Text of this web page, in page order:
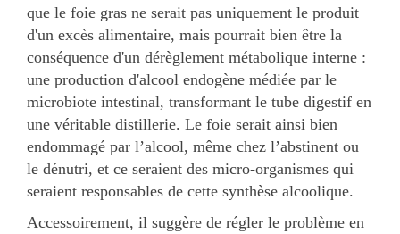
que le foie gras ne serait pas uniquement le produit
d'un excès alimentaire, mais pourrait bien être la
conséquence d'un dérèglement métabolique interne :
une production d'alcool endogène médiée par le
microbiote intestinal, transformant le tube digestif en
une véritable distillerie. Le foie serait ainsi bien
endommagé par l’alcool, même chez l’abstinent ou
le dénutri, et ce seraient des micro-organismes qui
seraient responsables de cette synthèse alcoolique.
Accessoirement, il suggère de régler le problème en